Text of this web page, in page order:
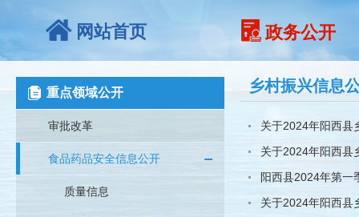
网站首页 政务公开
重点领域公开
审批改革
食品药品安全信息公开
质量信息
乡村振兴信息
关于2024年阳西县
关于2024年阳西县
阳西县2024年第一
关于2024年阳西县